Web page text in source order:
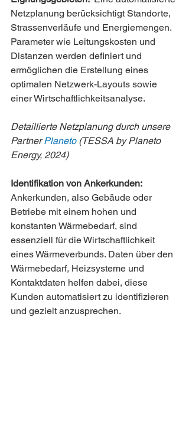
Netzplanung berücksichtigt Standorte,
Strassenverläufe und Energiemengen.
Parameter wie Leitungskosten und
Distanzen werden definiert und
ermöglichen die Erstellung eines
optimalen Netzwerk-Layouts sowie
einer Wirtschaftlichkeitsanalyse.
Detaillierte Netzplanung durch unsere
Partner Planeto (TESSA by Planeto
Energy, 2024)
Identifikation von Ankerkunden:
Ankerkunden, also Gebäude oder
Betriebe mit einem hohen und
konstanten Wärmebedarf, sind
essenziell für die Wirtschaftlichkeit
eines Wärmeverbunds. Daten über den
Wärmebedarf, Heizsysteme und
Kontaktdaten helfen dabei, diese
Kunden automatisiert zu identifizieren
und gezielt anzusprechen.